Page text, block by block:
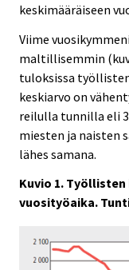
keskimääräiseen
Viime
maltillisemmin
tuloksissa
keskiarvo on
reilulla tunnilla eli
miesten ja naisten
lähes samana.
Kuvio 1.
vuosityöaika.